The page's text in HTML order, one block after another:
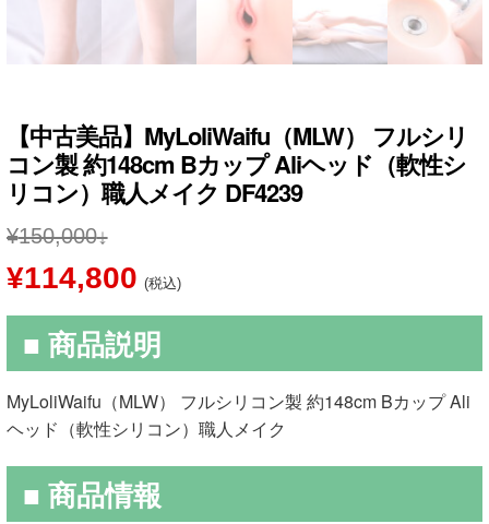
【中古美品】MyLoliWaifu（MLW） フルシリ
コン製 約148cm Bカップ Aliヘッド（軟性シ
リコン）職人メイク DF4239
¥150,000
元
の
価
格
は
¥150,000
で
¥114,800現
在
の
価
格
は
¥114,800
(税込)
■ 商品説明
MyLoliWaifu（MLW） フルシリコン製 約148cm Bカップ Ali
ヘッド（軟性シリコン）職人メイク
■ 商品情報